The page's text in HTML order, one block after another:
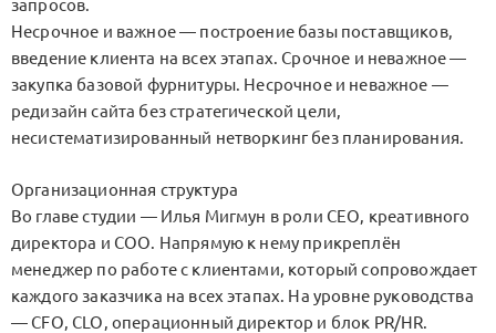
запросов.
Несрочное и важное — построение базы поставщиков,
введение клиента на всех этапах. Срочное и неважное —
закупка базовой фурнитуры. Несрочное и неважное —
редизайн сайта без стратегической цели,
несистематизированный нетворкинг без планирования.
Организационная структура
Во главе студии — Илья Мигмун в роли CEO, креативного
директора и COO. Напрямую к нему прикреплён
менеджер по работе с клиентами, который сопровождает
каждого заказчика на всех этапах. На уровне руководства
— CFO, CLO, операционный директор и блок PR/HR.